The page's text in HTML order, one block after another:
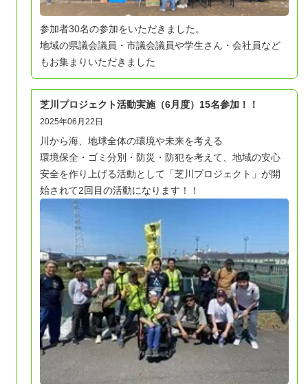
参加者30名の参加をいただきました。
地域の県議会議員・市議会議員や学生さん・会社員など
もお集まりいただきました
芝川プロジェクト活動実施（6月度）15名参加！！
2025年06月22日
川から海、地球全体の環境や未来を考える
環境保全・ゴミ分別・防災・防犯を考えて、地域の安心
安全を作り上げる活動として「芝川プロジェクト」が開
始されて2回目の活動になります！！